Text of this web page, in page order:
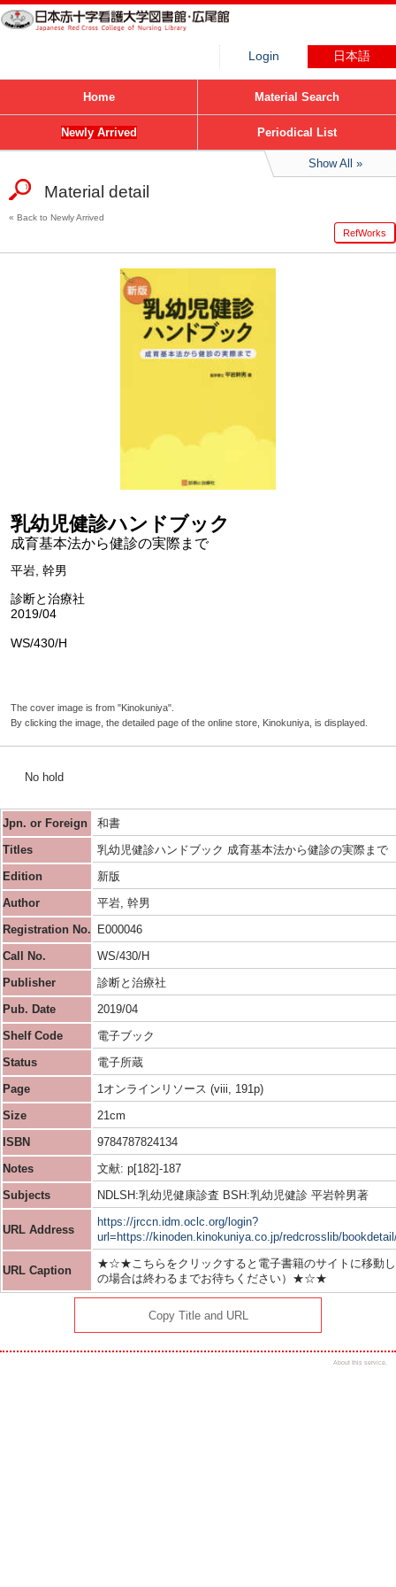
Login 日本語
Home Material Search
Newly Arrived Periodical List
Show All
Material detail
Back to Newly Arrived
RefWorks
乳幼児健診ハンドブック
成育基本法から健診の実際まで
平岩, 幹男
診断と治療社
2019/04
WS/430/H
The cover image is from "Kinokuniya".
By clicking the image, the detailed page of the online store, Kinokuniya, is displayed.
No hold
Jpn. or Foreign
和書
Titles
乳幼児健診ハンドブック 成育基本法から健診の実際まで
Edition
新版
Author
平岩, 幹男
Registration No.
E000046
Call No.
WS/430/H
Publisher
診断と治療社
Pub. Date
2019/04
Shelf Code
電子ブック
Status
電子所蔵
Page
1オンラインリソース (viii, 191p)
Size
21cm
ISBN
9784787824134
Notes
文献: p[182]-187
Subjects
NDLSH:乳幼児健康診査 BSH:乳幼児健診 平岩幹男著
URL Address
https://jrccn.idm.oclc.org/login?
url=https://kinoden.kinokuniya.co.jp/redcrosslib/
URL Caption
★☆★こちらをクリックすると電子書籍のサイトに移動
の場合は終わるまでお待ちください）★☆★
Copy Title and URL
About this service.